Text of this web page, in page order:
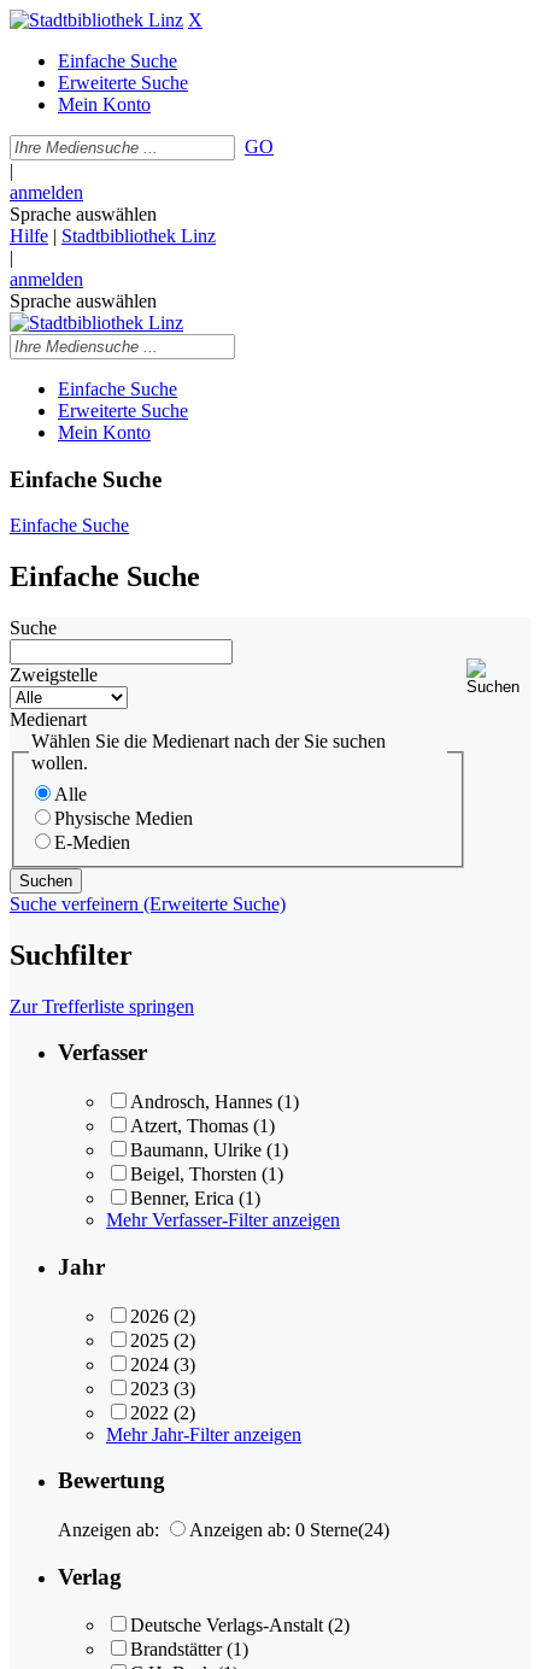
X
Einfache Suche
Erweiterte Suche
Mein Konto
GO
|
anmelden
Sprache auswählen
Hilfe | Stadtbibliothek Linz
|
anmelden
Sprache auswählen
Einfache Suche
Erweiterte Suche
Mein Konto
Einfache Suche
Einfache Suche
Einfache Suche
Suche
Zweigstelle
Medienart
Wählen Sie die Medienart nach der Sie suchen
wollen.
Alle
Physische Medien
E-Medien
Suche verfeinern (Erweiterte Suche)
Suchfilter
Zur Trefferliste springen
Verfasser
Androsch, Hannes (1)
Atzert, Thomas (1)
Baumann, Ulrike (1)
Beigel, Thorsten (1)
Benner, Erica (1)
Mehr Verfasser-Filter anzeigen
Jahr
2026 (2)
2025 (2)
2024 (3)
2023 (3)
2022 (2)
Mehr Jahr-Filter anzeigen
Bewertung
Anzeigen ab: Anzeigen ab: 0 Sterne(24)
Verlag
Deutsche Verlags-Anstalt (2)
Brandstätter (1)